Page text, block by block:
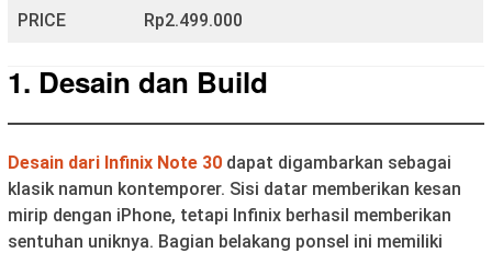
PRICE Rp2.499.000
1. Desain dan Build
Desain dari Infinix Note 30 dapat digambarkan sebagai
klasik namun kontemporer. Sisi datar memberikan kesan
mirip dengan iPhone, tetapi Infinix berhasil memberikan
sentuhan uniknya. Bagian belakang ponsel ini memiliki